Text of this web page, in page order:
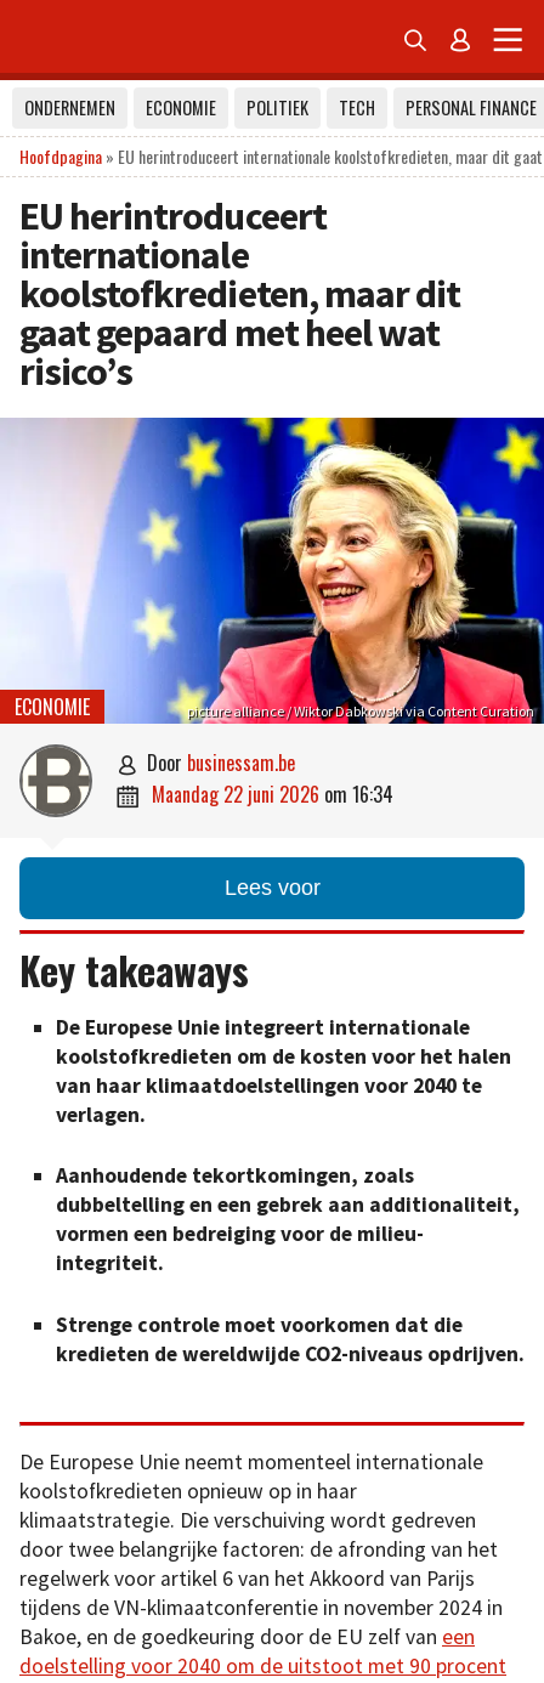
 
ONDERNEMEN ECONOMIE POLITIEK TECH
PERSONAL FINANCE
Hoofdpagina» EU herintroduceert internationale koolstofkredieten, maar dit
EU herintroduceert
internationale
koolstofkredieten, maar dit
gaat gepaard met heel wat
risico’s
picture alliance / Wiktor Dabkowski via Content Curation
ECONOMIE
 door businessam.be
 maandag 22 juni 2026 om 16:34
Lees voor
Key takeaways
De Europese Unie integreert internationale
koolstofkredieten om de kosten voor het halen
van haar klimaatdoelstellingen voor 2040 te
verlagen.
Aanhoudende tekortkomingen, zoals
dubbeltelling en een gebrek aan additionaliteit,
vormen een bedreiging voor de milieu-
integriteit.
Strenge controle moet voorkomen dat die
kredieten de wereldwijde CO2-niveaus opdrijven.
De Europese Unie neemt momenteel internationale
koolstofkredieten opnieuw op in haar
klimaatstrategie. Die verschuiving wordt gedreven
door twee belangrijke factoren: de afronding van het
regelwerk voor artikel 6 van het Akkoord van Parijs
tijdens de VN-klimaatconferentie in november 2024 in
Bakoe, en de goedkeuring door de EU zelf van een
doelstelling voor 2040 om de uitstoot met 90 procent